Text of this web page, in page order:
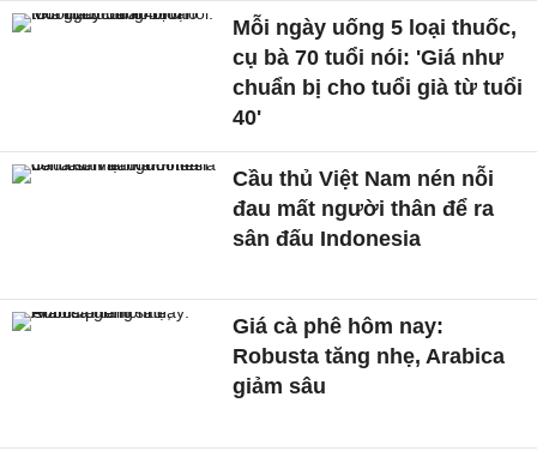
Mỗi ngày uống 5 loại thuốc,
cụ bà 70 tuổi nói: 'Giá như
chuẩn bị cho tuổi già từ tuổi
40'
Cầu thủ Việt Nam nén nỗi
đau mất người thân để ra
sân đấu Indonesia
Giá cà phê hôm nay:
Robusta tăng nhẹ, Arabica
giảm sâu